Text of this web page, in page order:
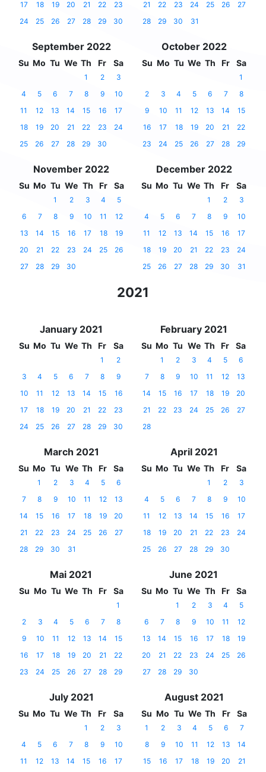
17 18 19 20 21 22
23
24
25 26 27 28 29 30
21 22 23 24 25 26
27
28
29 30 31
September 2022
Su Mo Tu We Th Fr Sa
1 2
3
4
5 6 7 8 9
10
11
12 13 14 15 16
17
18
19 20 21 22 23
24
25
26 27 28 29 30
October 2022
Su Mo Tu We Th Fr Sa
1
2
3 4 5 6 7
8
9
10 11 12 13 14
15
16
17 18 19 20 21
22
23
24 25 26 27 28 29
November 2022
Su Mo Tu We Th Fr Sa
1 2 3 4
5
6
7 8 9 10 11
12
13
14 15 16 17 18
19
20
21 22 23 24 25
26
27
28 29 30
December 2022
Su Mo Tu We Th Fr Sa
1 2
3
4
5 6 7 8 9
10
11
12 13 14 15 16
17
18
19 20 21 22 23
24
25
26 27 28 29 30 31
2021
January 2021
Su Mo Tu We Th Fr Sa
1
2
3
4 5 6 7 8
9
10
11 12 13 14 15
16
17
18 19 20 21 22
23
24
25 26 27 28 29 30
February 2021
Su Mo Tu We Th Fr Sa
1 2 3 4 5
6
7
8 9 10 11 12
13
14
15 16 17 18 19
20
21
22 23 24 25 26
27
28
March 2021
Su Mo Tu We Th Fr Sa
1 2 3 4 5
6
7
8 9 10 11 12
13
14
15 16 17 18 19
20
21
22 23 24 25 26
27
28
29 30 31
April 2021
Su Mo Tu We Th Fr Sa
1 2
3
4
5 6 7 8 9
10
11
12 13 14 15 16
17
18
19 20 21 22 23
24
25
26 27 28 29 30
Mai 2021
Su Mo Tu We Th Fr Sa
1
2
3 4 5 6 7
8
9
10 11 12 13 14
15
16
17 18 19 20 21
22
23
24 25 26 27 28 29
June 2021
Su Mo Tu We Th Fr Sa
1 2 3 4
5
6
7 8 9 10 11
12
13
14 15 16 17 18
19
20
21 22 23 24 25
26
27
28 29 30
July 2021
Su Mo Tu We Th Fr Sa
1 2
3
4
5 6 7 8 9
10
11
12 13 14 15 16
17
August 2021
Su Mo Tu We Th Fr Sa
1 2 3 4 5 6
7
8
9 10 11 12 13
14
15
16 17 18 19 20
21